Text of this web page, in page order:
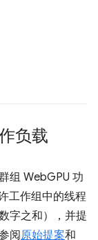
负载
组 WebGPU 功
工作组中的线程
字之和），并提
阅原始提案和